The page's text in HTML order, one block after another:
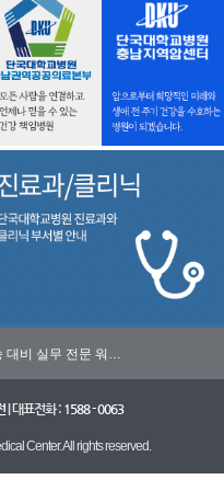
대비 실무 전문 워…
| 대표전화 : 1588 - 0063
Center. All rights reserved.